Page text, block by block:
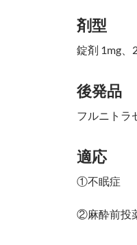
剤型
錠剤 1mg、
後発品
フルニトラ
適応
①不眠症
②麻酔前投